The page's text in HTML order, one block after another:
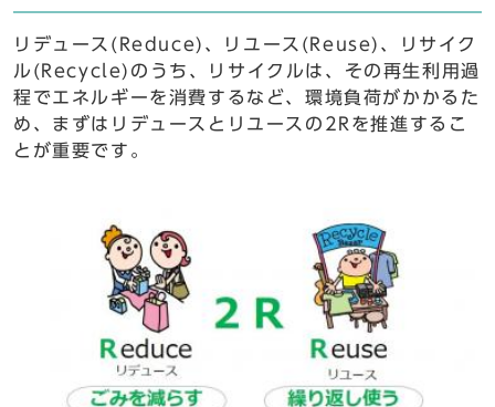
リデュース(Reduce)、リユース(Reuse)、リサイク
ル(Recycle)のうち、リサイクルは、その再生利用過
程でエネルギーを消費するなど、環境負荷がかかるた
め、まずはリデュースとリユースの2Rを推進するこ
とが重要です。